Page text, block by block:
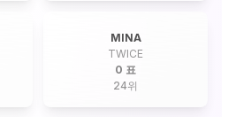
MINA
TWICE
0 표
24위